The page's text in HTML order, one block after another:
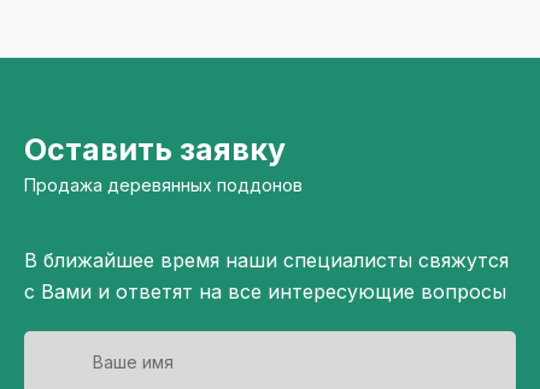
Оставить заявку
Продажа деревянных поддонов
В ближайшее время наши специалисты свяжутся
с Вами и ответят на все интересующие вопросы